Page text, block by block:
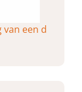
een d